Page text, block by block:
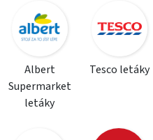
Albert
Supermarket
letáky
Tesco letáky